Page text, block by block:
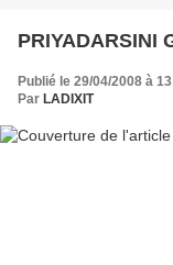
PRIYADARSINI
Publié le 29/04/2008 à
Par LADIXIT